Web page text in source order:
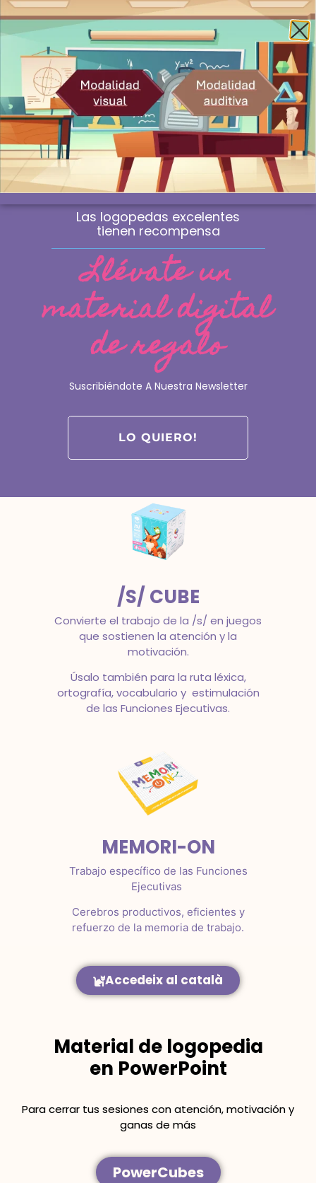
Envío gratis a la península a partir de 60€
¿Profesional? Compra sin IVA
WhatsApp
0
Material de logopedia
manipulativo
Las sesiones que marcan la diferencia
no se improvisan. Se eligen.
FONOCUBE
La tranquilidad de trabajar todos los
objetivos clave de la conciencia
Intervención en dislexia
/S/ CUBE
Convierte el trabajo de la /s/ en juegos
que sostienen la atención y la
motivación.
Úsalo también para la ruta léxica,
ortografía, vocabulario y estimulación
de las Funciones Ejecutivas.
MEMORI-ON
Trabajo específico de las Funciones
Ejecutivas
Cerebros productivos, eficientes y
refuerzo de la memoria de trabajo.
Accedeix al català
Material de logopedia
en PowerPoint
Para cerrar tus sesiones con atención, motivación y
ganas de más
PowerCubes
Las logopedas excelentes
tienen recompensa
Llévate un
material digital
de regalo
Suscribiéndote A Nuestra Newsletter
LO QUIERO!